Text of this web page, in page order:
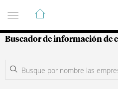
Guía de Empresas
Buscador de información de